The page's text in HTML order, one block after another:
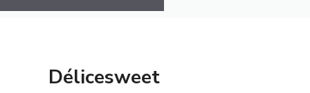
Délicesweet